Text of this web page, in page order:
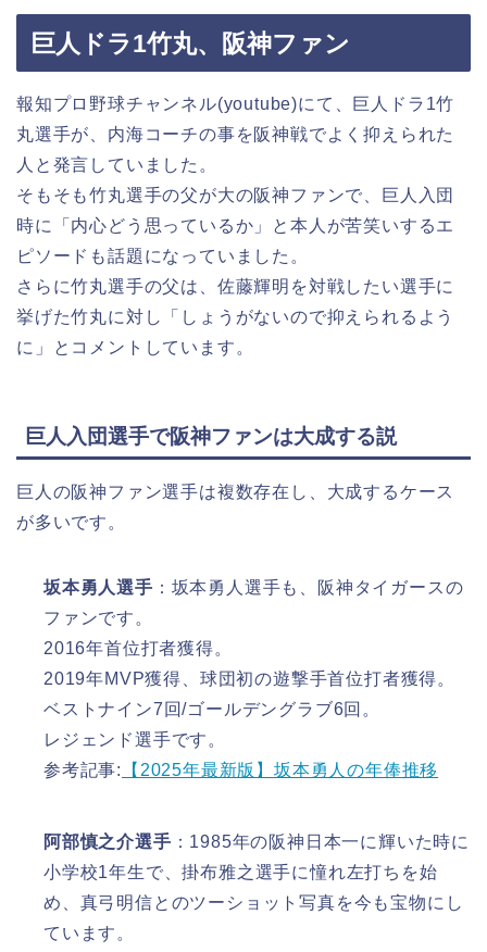
巨人ドラ1竹丸、阪神ファン
報知プロ野球チャンネル(youtube)にて、巨人ドラ1竹
丸選手が、内海コーチの事を阪神戦でよく抑えられた
人と発言していました。
そもそも竹丸選手の父が大の阪神ファンで、巨人入団
時に「内心どう思っているか」と本人が苦笑いするエ
ピソードも話題になっていました。
さらに竹丸選手の父は、佐藤輝明を対戦したい選手に
挙げた竹丸に対し「しょうがないので抑えられるよう
に」とコメントしています。
巨人入団選手で阪神ファンは大成する説
巨人の阪神ファン選手は複数存在し、大成するケース
が多いです。
坂本勇人選手 ：坂本勇人選手も、阪神タイガースの
ファンです。
2016年首位打者獲得。​
2019年MVP獲得、球団初の遊撃手首位打者獲得。
ベストナイン7回/ゴールデングラブ6回。
レジェンド選手です。
参考記事:
【2025年最新版】坂本勇人の年俸推移
阿部慎之介選手 ：1985年の阪神日本一に輝いた時に
小学校1年生で、掛布雅之選手に憧れ左打ちを始
め、真弓明信とのツーショット写真を今も宝物にし
ています。